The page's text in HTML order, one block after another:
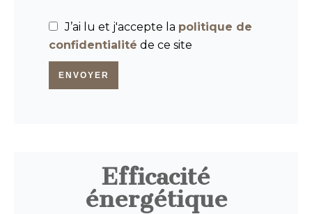
J’ai lu et j'accepte la politique de
confidentialité de ce site
ENVOYER
Efficacité
énergétique